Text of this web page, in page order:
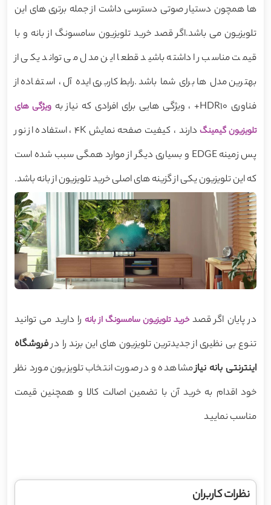
ها همچون دستیار صوتی دسترسی داشت از جمله برتری های این
تلویزیون می باشد.اگر قصد خرید تلویزیون سامسونگ از بانه و با
قیمت مناسب را داشته باشید قطعا این مدل می تواند یکی از
بهترین مدل ها برای شما باشد.رابط کاربری ایده آل ، استفاده از
فناوری HDR10+ ، ویژگی هایی برای افرادی که نیاز به
ویژگی های
تلویزیون گیمینگ
دارند ، کیفیت صفحه نمایش 4K ، استفاده از نور
پس زمینه EDGE و بسیاری دیگر از موارد همگی سبب شده است
که این تلویزیون یکی از گزینه های اصلی خرید تلویزیون از بانه باشد.
در پایان اگر قصدخرید تلویزیون سامسونگ از بانهرا دارید می توانید
تنوع بی نظیری از جدیدترین تلویزیون های این برند را درفروشگاه
اینترنتی بانه نیازمشاهده و در صورت انتخاب تلویزیون مورد نظر
خود اقدام به خرید آن با تضمین اصالت کالا و همچنین قیمت
مناسب نمایید
نظرات کاربران